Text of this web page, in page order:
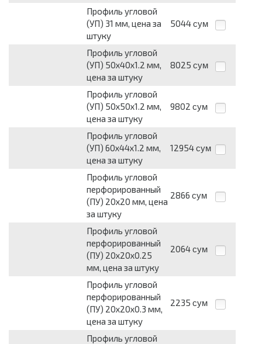
Профиль угловой
(УП) 31 мм, цена за
штуку
5044 сум
Профиль угловой
(УП) 50х40х1.2 мм,
цена за штуку
8025 сум
Профиль угловой
(УП) 50х50х1.2 мм,
цена за штуку
9802 сум
Профиль угловой
(УП) 60х44х1.2 мм,
цена за штуку
12954 сум
Профиль угловой
перфорированный
(ПУ) 20х20 мм, цена
за штуку
2866 сум
Профиль угловой
перфорированный
(ПУ) 20х20х0.25
мм, цена за штуку
2064 сум
Профиль угловой
перфорированный
(ПУ) 20х20х0.3 мм,
цена за штуку
2235 сум
Профиль угловой